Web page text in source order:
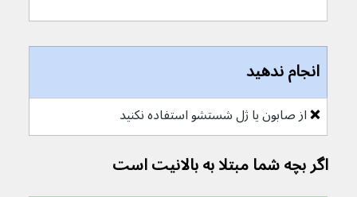
انجام ندهید
❌ از صابون یا ژل شستشو استفاده نکنید
اگر بچه شما مبتلا به بالانیت است